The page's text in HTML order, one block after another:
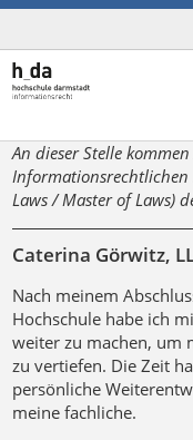
An dieser Stelle
Informationsrechtlichen
Laws / Master of Laws)
Caterina Görwitz,
Nach meinem
Hochschule habe ich
weiter zu machen, um
zu vertiefen. Die Zeit
persönliche
meine fachliche.